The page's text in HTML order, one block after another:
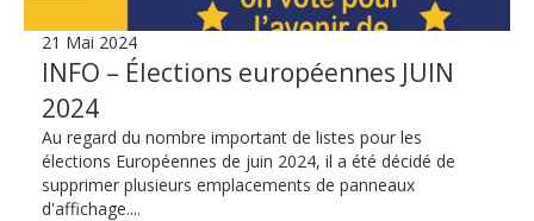
21 Mai 2024
INFO – Élections européennes JUIN
2024
Au regard du nombre important de listes pour les
élections Européennes de juin 2024, il a été décidé de
supprimer plusieurs emplacements de panneaux
d'affichage....